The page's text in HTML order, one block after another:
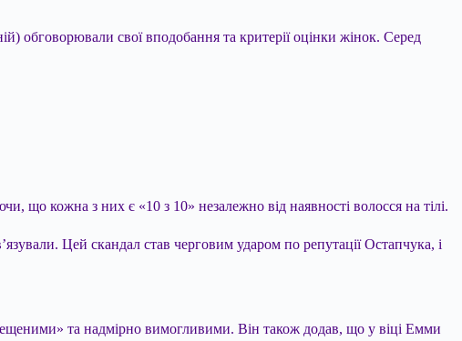
обговорювали свої вподобання та критерії оцінки жінок. Серед
що кожна з них є «10 з 10» незалежно від наявності волосся на тілі.
Цей скандал став черговим ударом по репутації Остапчука, і
та надмірно вимогливими. Він також додав, що у віці Емми